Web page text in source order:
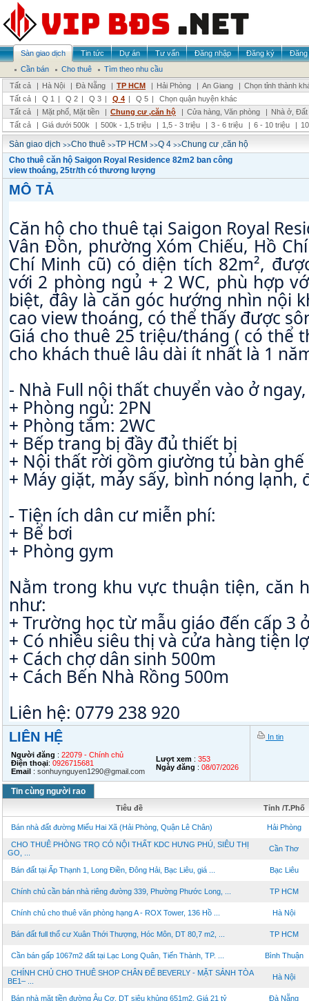
Sàn giao dịch Tin tức Dự án Tư vấn Đăng nhập Đăng ký
Đăng
Cần bán
Cho thuê
Tìm theo nhu cầu
Tất cả
| Hà Nội | Đà Nẵng | TP HCM | Hải Phòng | An Giang | Chọn tỉnh thành
Tất cả | Q 1 | Q 2 | Q 3 | Q 4 | Q 5 |
Chọn quận huyện khác
Tất cả
| Mặt phố, Mặt tiền | Chung cư ,căn hộ | Cửa hàng, Văn phòng | Nhà ở,
Tất cả
| Giá dưới 500k | 500k - 1,5 triệu | 1,5 - 3 triệu | 3 - 6 triệu | 6 - 10 triệu |
Sàn giao dịch >>Cho thuê >>TP HCM >>Q 4 >>Chung cư ,căn hộ
Cho thuê căn hộ Saigon Royal Residence 82m2 ban công
view thoáng, 25tr/th có thương lượng
MÔ TẢ
Căn hộ cho thuê tại Saigon Royal
Vân Đồn, phường Xóm Chiếu, Hồ
Chí Minh cũ) có diện tích 82m²,
với 2 phòng ngủ + 2 WC, phù hợp
biệt, đây là căn góc hướng nhìn nội
cao view thoáng, có thể thấy được
Giá cho thuê 25 triệu/tháng ( có thể
cho khách thuê lâu dài ít nhất là 1
- Nhà Full nội thất chuyển vào ở
+ Phòng ngủ: 2PN
+ Phòng tắm: 2WC
+ Bếp trang bị đầy đủ thiết bị
+ Nội thất rời gồm giường tủ bàn ghế
+ Máy giặt, máy sấy, bình nóng lạnh,
- Tiện ích dân cư miễn phí:
+ Bể bơi
+ Phòng gym
Nằm trong khu vực thuận tiện, căn
như:
+ Trường học từ mẫu giáo đến cấp 3
+ Có nhiều siêu thị và cửa hàng tiện
+ Cách chợ dân sinh 500m
+ Cách Bến Nhà Rồng 500m
Liên hệ: 0779 238 920
LIÊN HỆ
Người đăng : 22079 - Chính chủ
Điện thoại: 0926715681
Email : sonhuynguyen1290@gmail.com
Lượt xem : 353
Ngày đăng : 08/07/2026
In tin
Tin cùng người rao
Tiêu đề Tỉnh /T.Phố
Bán nhà đất đường Miếu Hai Xã (Hải Phòng, Quận Lê Chân) Hải Phòng
CHO THUÊ PHÒNG TRỌ CÓ NỘI THẤT KDC HƯNG PHÚ, SIÊU THỊ
GO, ...
Cần Thơ
Bán đất tại Ấp Thạnh 1, Long Điền, Đông Hải, Bạc Liêu, giá ... Bạc Liêu
Chính chủ cần bán nhà riêng đường 339, Phường Phước Long, ... TP HCM
Chính chủ cho thuê văn phòng hạng A - ROX Tower, 136 Hồ ... Hà Nội
Bán đất full thổ cư Xuân Thới Thượng, Hóc Môn, DT 80,7 m2, ... TP HCM
Cần bán gấp 1067m2 đất tại Lạc Long Quân, Tiến Thành, TP. ... Bình Thuận
CHÍNH CHỦ CHO THUÊ SHOP CHÂN ĐẾ BEVERLY - MẶT SẢNH TÒA
BE1– ...
Hà Nội
Bán nhà mặt tiền đường Âu Cơ, DT siêu khủng 651m2, Giá 21 tỷ Đà Nẵng